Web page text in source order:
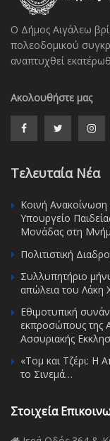
Ο Δήμος Αιγάλεω
πολεοδομικού
αναπτυχθεί
Ακολουθήστε μας
Τελευταία Νέα
Κοινή Ανακοίνωση
Υπουργείο
Μονάδας στη
Πολιτιστική
Συλλυπητήριο
απώλεια του Λάκη
Εθιμοτυπική
εκπροσώπους της
Ασσυριακής
«Τομ και Τζέρι: Η
το Σινεμά…
Στοιχεία